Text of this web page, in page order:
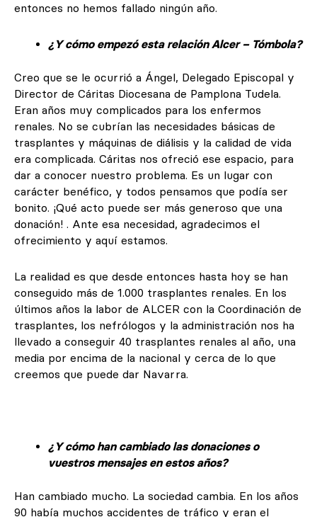
entonces no hemos fallado ningún año.
¿Y cómo empezó esta relación Alcer – Tómbola?
Creo que se le ocurrió a Ángel, Delegado Episcopal y
Director de Cáritas Diocesana de Pamplona Tudela.
Eran años muy complicados para los enfermos
renales. No se cubrían las necesidades básicas de
trasplantes y máquinas de diálisis y la calidad de vida
era complicada. Cáritas nos ofreció ese espacio, para
dar a conocer nuestro problema. Es un lugar con
carácter benéfico, y todos pensamos que podía ser
bonito. ¡Qué acto puede ser más generoso que una
donación! . Ante esa necesidad, agradecimos el
ofrecimiento y aquí estamos.
La realidad es que desde entonces hasta hoy se han
conseguido más de 1.000 trasplantes renales. En los
últimos años la labor de ALCER con la Coordinación de
trasplantes, los nefrólogos y la administración nos ha
llevado a conseguir 40 trasplantes renales al año, una
media por encima de la nacional y cerca de lo que
creemos que puede dar Navarra.
¿Y cómo han cambiado las donaciones o
vuestros mensajes en estos años?
Han cambiado mucho. La sociedad cambia. En los años
90 había muchos accidentes de tráfico y eran el